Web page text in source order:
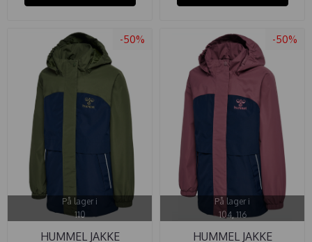
-50%
På lager i
110
HUMMEL JAKKE
-50%
På lager i
104, 116
HUMMEL JAKKE